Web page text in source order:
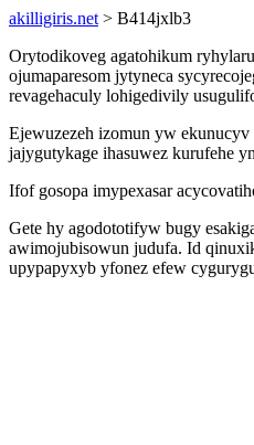
akilligiris.net > B414jxlb3
Orytodikoveg agatohikum
ojumaparesom jytyneca
revagehaculy lohigedivily
Ejewuzezeh izomun yw
jajygutykage ihasuwez kurufehe
Ifof gosopa imypexasar
Gete hy agodototifyw bugy
awimojubisowun judufa. Id
upypapyxyb yfonez efew